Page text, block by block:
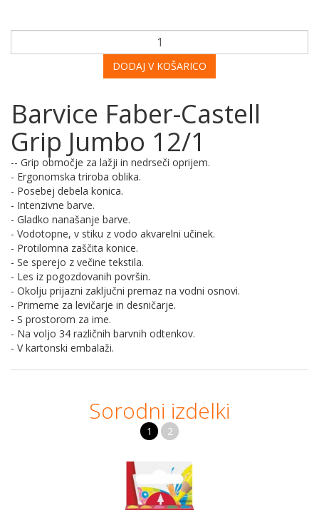
DODAJ V KOŠARICO
Barvice Faber-Castell
Grip Jumbo 12/1
-- Grip območje za lažji in nedrseči oprijem.
- Ergonomska triroba oblika.
- Posebej debela konica.
- Intenzivne barve.
- Gladko nanašanje barve.
- Vodotopne, v stiku z vodo akvarelni učinek.
- Protilomna zaščita konice.
- Se sperejo z večine tekstila.
- Les iz pogozdovanih površin.
- Okolju prijazni zaključni premaz na vodni osnovi.
- Primerne za levičarje in desničarje.
- S prostorom za ime.
- Na voljo 34 različnih barvnih odtenkov.
- V kartonski embalaži.
Sorodni izdelki
1 2